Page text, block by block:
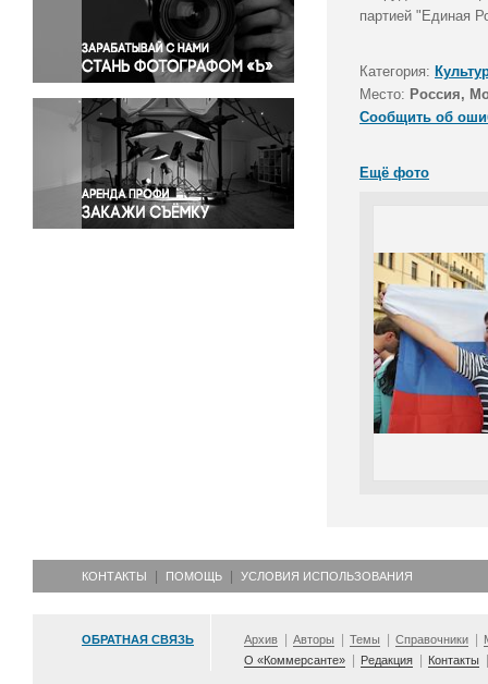
Правосудие
Происшествия и конфликты
Религия
Светская жизнь
Спорт
Экология
Экономика и бизнес
партией "Единая
Категория:
Место: Россия,
Сообщить об
Ещё фото
КОНТАКТЫ ПОМОЩЬ УСЛОВИЯ ИСПОЛЬЗОВАНИЯ
ОБРАТНАЯ СВЯЗЬ Архив Авторы Темы Справочники
О «Коммерсанте»
Редакция Контакты